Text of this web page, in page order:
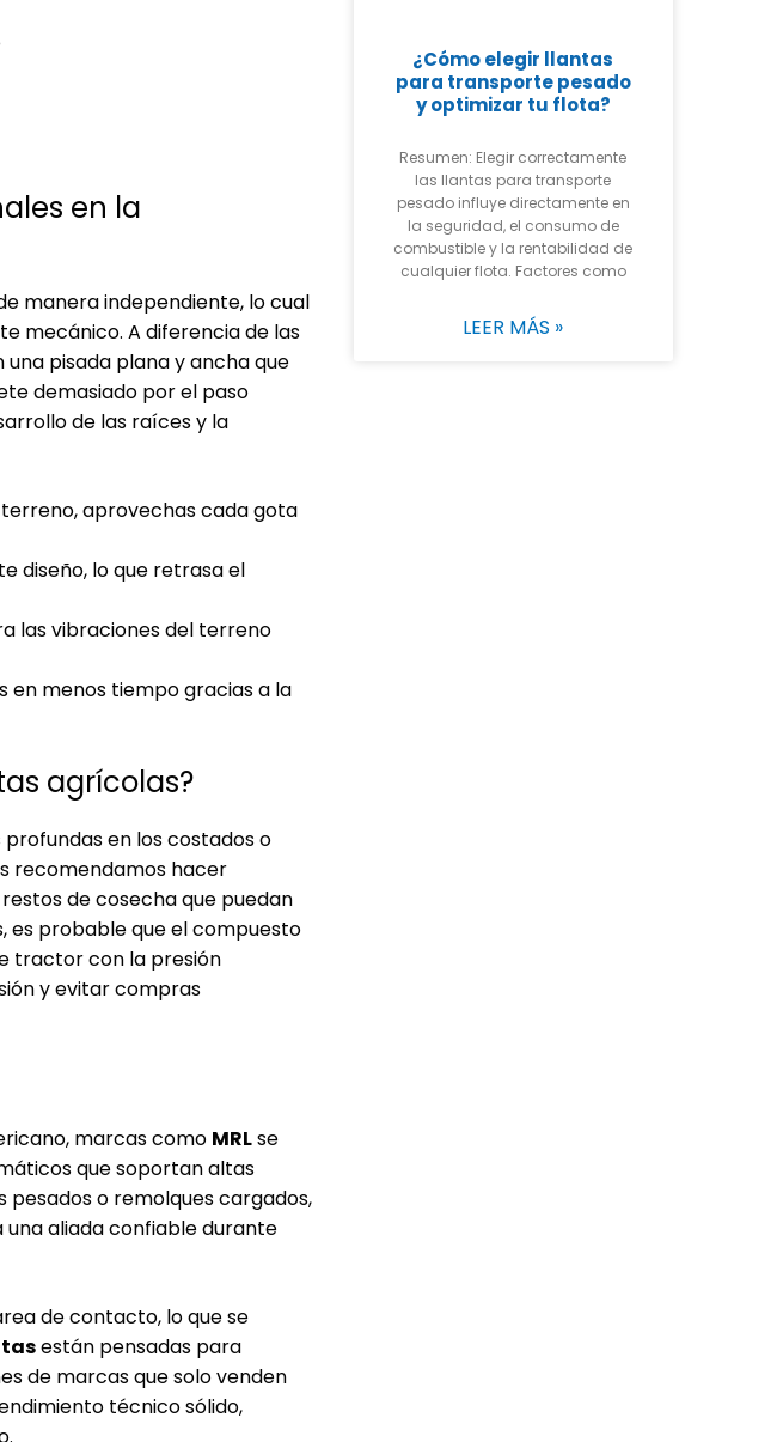
en la
manera independiente, lo cual
mecánico. A diferencia de las
pisada plana y ancha que
demasiado por el paso
de las raíces y la
aprovechas cada gota
diseño, lo que retrasa el
las vibraciones del terreno
menos tiempo gracias a la
agrícolas?
en los costados o
recomendamos hacer
de cosecha que puedan
es probable que el compuesto
tractorcon la presión
y evitar compras
marcas como MRLse
que soportan altas
o remolques cargados,
una aliada confiable durante
de contacto, lo que se
están pensadas para
de marcas que solo venden
técnico sólido,
¿Cómo elegir llantas
para transporte pesado
y optimizar tu flota?
Resumen: Elegir correctamente
las llantas para transporte
pesado influye directamente en
la seguridad, el consumo de
combustible y la rentabilidad de
cualquier flota. Factores como
LEER MÁS »